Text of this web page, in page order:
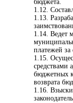
бюджета.
1.12.
1.13.
1.14. Ведет
платежей
1.15.
средствами
бюджетных
возврата
1.16.